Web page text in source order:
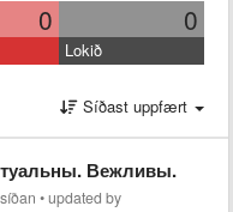
0 0
Lokið
Síðast uppfært
Вежливы.
•updated by